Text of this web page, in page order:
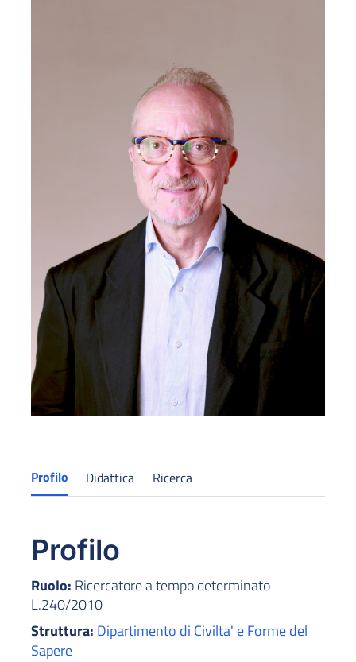
Profilo Didattica Ricerca
Profilo
Ruolo: Ricercatore a tempo determinato
L.240/2010
Struttura: Dipartimento di Civilta' e Forme del
Sapere